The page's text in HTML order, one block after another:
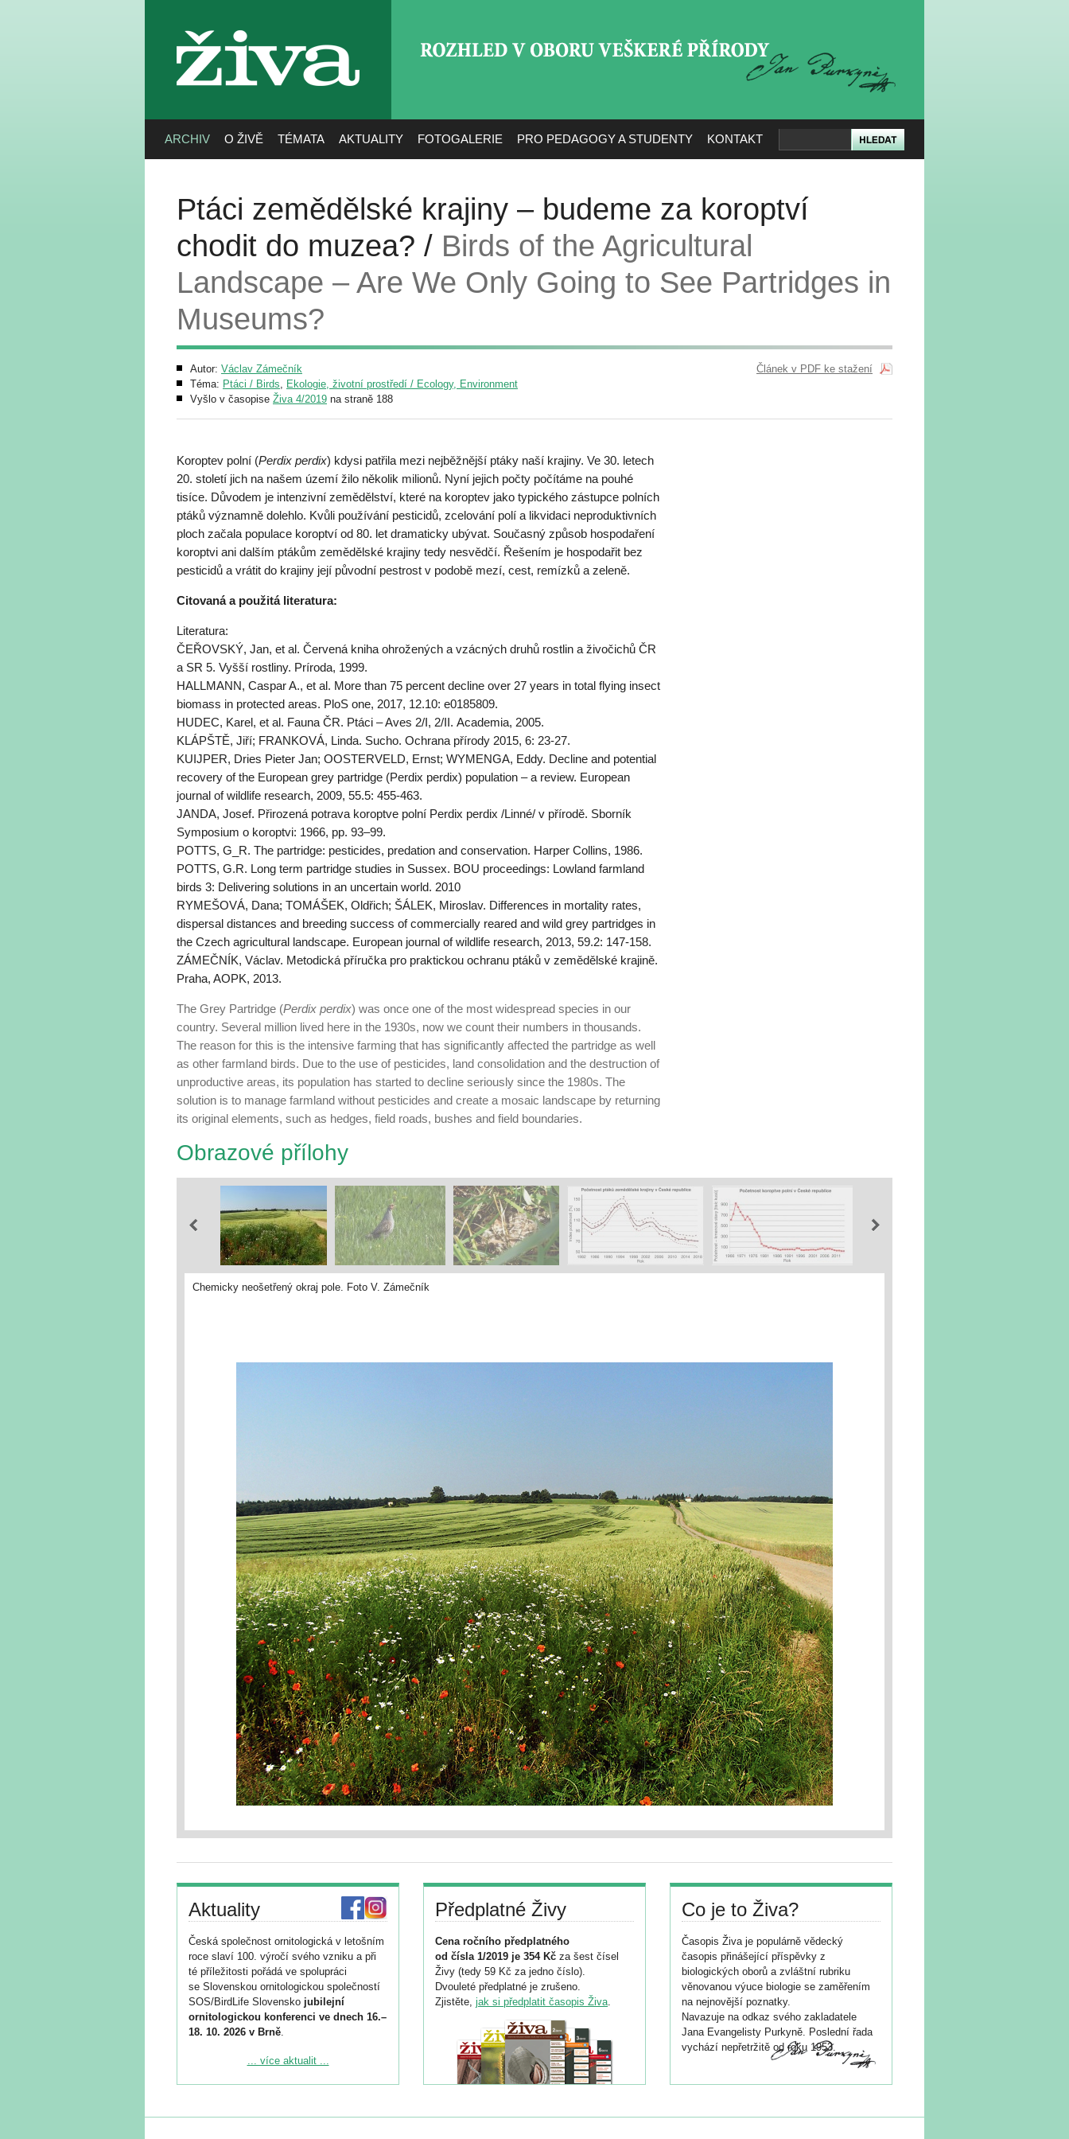
živa
ARCHIV O ŽIVĚ TÉMATA AKTUALITY FOTOGALERIE PRO PEDAGOGY A STUDENTY KONTAKT
Ptáci zemědělské krajiny – budeme za koroptví
chodit do muzea? / Birds of the Agricultural
Landscape – Are We Only Going to See Partridges in
Museums?
Autor: Václav Zámečník
Téma: Ptáci / Birds, Ekologie, životní prostředí / Ecology, Environment
Vyšlo v časopise Živa 4/2019 na straně 188
Článek v PDF ke stažení
Koroptev polní (Perdix perdix) kdysi patřila mezi nejběžnější ptáky naší krajiny. Ve 30. letech
20. století jich na našem území žilo několik milionů. Nyní jejich počty počítáme na pouhé
tisíce. Důvodem je intenzivní zemědělství, které na koroptev jako typického zástupce polních
ptáků významně dolehlo. Kvůli používání pesticidů, zcelování polí a likvidaci neproduktivních
ploch začala populace koroptví od 80. let dramaticky ubývat. Současný způsob hospodaření
koroptvi ani dalším ptákům zemědělské krajiny tedy nesvědčí. Řešením je hospodařit bez
pesticidů a vrátit do krajiny její původní pestrost v podobě mezí, cest, remízků a zeleně.
Citovaná a použitá literatura:
Literatura:
ČEŘOVSKÝ, Jan, et al. Červená kniha ohrožených a vzácných druhů rostlin a živočichů ČR
a SR 5. Vyšší rostliny. Príroda, 1999.
HALLMANN, Caspar A., et al. More than 75 percent decline over 27 years in total flying insect
biomass in protected areas. PloS one, 2017, 12.10: e0185809.
HUDEC, Karel, et al. Fauna ČR. Ptáci – Aves 2/I, 2/II. Academia, 2005.
KLÁPŠTĚ, Jiří; FRANKOVÁ, Linda. Sucho. Ochrana přírody 2015, 6: 23-27.
KUIJPER, Dries Pieter Jan; OOSTERVELD, Ernst; WYMENGA, Eddy. Decline and potential
recovery of the European grey partridge (Perdix perdix) population – a review. European
journal of wildlife research, 2009, 55.5: 455-463.
JANDA, Josef. Přirozená potrava koroptve polní Perdix perdix /Linné/ v přírodě. Sborník
Symposium o koroptvi: 1966, pp. 93–99.
POTTS, G_R. The partridge: pesticides, predation and conservation. Harper Collins, 1986.
POTTS, G.R. Long term partridge studies in Sussex. BOU proceedings: Lowland farmland
birds 3: Delivering solutions in an uncertain world. 2010
RYMEŠOVÁ, Dana; TOMÁŠEK, Oldřich; ŠÁLEK, Miroslav. Differences in mortality rates,
dispersal distances and breeding success of commercially reared and wild grey partridges in
the Czech agricultural landscape. European journal of wildlife research, 2013, 59.2: 147-158.
ZÁMEČNÍK, Václav. Metodická příručka pro praktickou ochranu ptáků v zemědělské krajině.
Praha, AOPK, 2013.
The Grey Partridge (Perdix perdix) was once one of the most widespread species in our
country. Several million lived here in the 1930s, now we count their numbers in thousands.
The reason for this is the intensive farming that has significantly affected the partridge as well
as other farmland birds. Due to the use of pesticides, land consolidation and the destruction of
unproductive areas, its population has started to decline seriously since the 1980s. The
solution is to manage farmland without pesticides and create a mosaic landscape by returning
its original elements, such as hedges, field roads, bushes and field boundaries.
Obrazové přílohy
Chemicky neošetřený okraj pole. Foto V. Zámečník
Aktuality
Česká společnost ornitologická v letošním
roce slaví 100. výročí svého vzniku a při
té příležitosti pořádá ve spolupráci
se Slovenskou ornitologickou společností
SOS/BirdLife Slovensko jubilejní
ornitologickou konferenci ve dnech 16.–
18. 10. 2026 v Brně.
Podrobnější informace ke konferenci
Registrovat se můžete do 6. září.
... více aktualit ...
Předplatné Živy
Cena ročního předplatného
od čísla 1/2019 je 354 Kč za šest čísel
Živy (tedy 59 Kč za jedno číslo).
Dvouleté předplatné je zrušeno.
Zjistěte, jak si předplatit časopis Živa.
Co je to Živa?
Časopis Živa je populárně vědecký
časopis přinášející příspěvky z
biologických oborů a zvláštní rubriku
věnovanou výuce biologie se zaměřením
na nejnovější poznatky.
Navazuje na odkaz svého zakladatele
Jana Evangelisty Purkyně. Poslední řada
vychází nepřetržitě od roku 1953.